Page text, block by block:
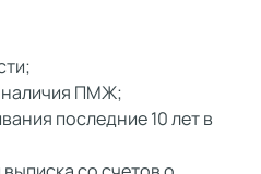
наличия ПМЖ;
последние 10 лет в